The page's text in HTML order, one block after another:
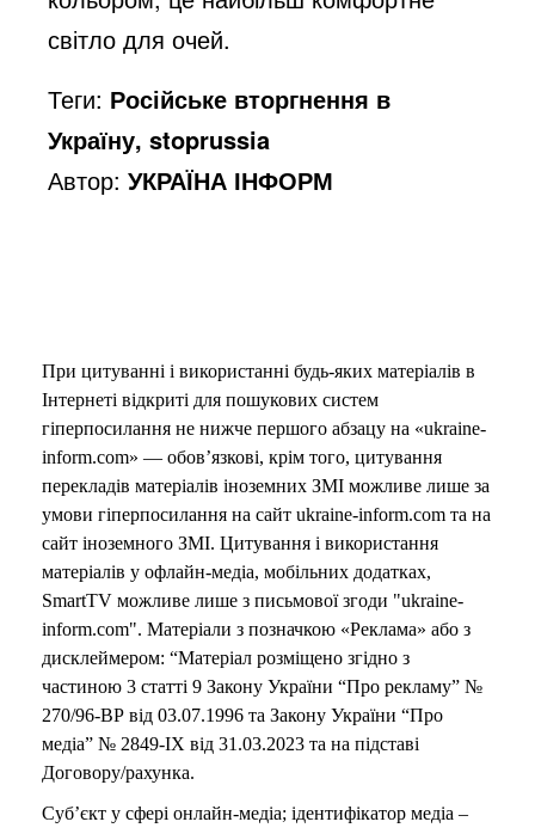
світло для очей.
Теги: Російське вторгнення в
Україну, stoprussia
Автор:УКРАЇНА ІНФОРМ
При цитуванні і використанні будь-яких матеріалів в
Інтернеті відкриті для пошукових систем
гіперпосилання не нижче першого абзацу на «ukraine-
inform.com» — обов’язкові, крім того, цитування
перекладів матеріалів іноземних ЗМІ можливе лише за
умови гіперпосилання на сайт ukraine-inform.com та на
сайт іноземного ЗМІ. Цитування і використання
матеріалів у офлайн-медіа, мобільних додатках,
SmartTV можливе лише з письмової згоди "ukraine-
inform.com". Матеріали з позначкою «Реклама» або з
дисклеймером: “Матеріал розміщено згідно з
частиною 3 статті 9 Закону України “Про рекламу” №
270/96-ВР від 03.07.1996 та Закону України “Про
медіа” № 2849-IX від 31.03.2023 та на підставі
Договору/рахунка.
Суб’єкт у сфері онлайн-медіа; ідентифікатор медіа –